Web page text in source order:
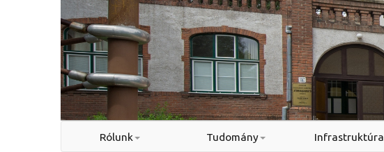
Rólunk Tudomány Infrastruktúra